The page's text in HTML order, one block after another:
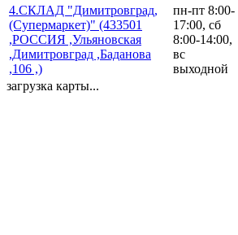
4.СКЛАД "Димитровград,
(Супермаркет)" (433501
,РОССИЯ ,Ульяновская
,Димитровград ,Баданова
,106 ,)
пн-пт 8:00-
17:00, сб
8:00-14:00,
вс
выходной
загрузка карты...